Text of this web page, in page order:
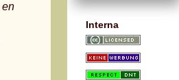
Interna
en